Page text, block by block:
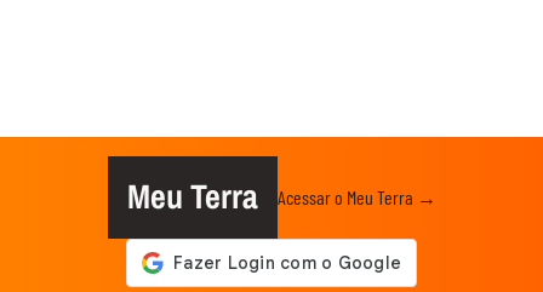
Meu Terra Acessar o Meu Terra →